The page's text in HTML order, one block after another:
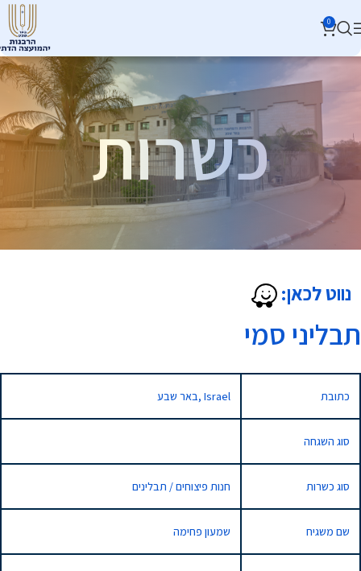
0
כשרות
נווט לכאן:
תבליני סמי
כתובת באר שבע, Israel
סוג השגחה
סוג כשרות חנות פיצוחים / תבלינים
שם משגיח שמעון פחימה